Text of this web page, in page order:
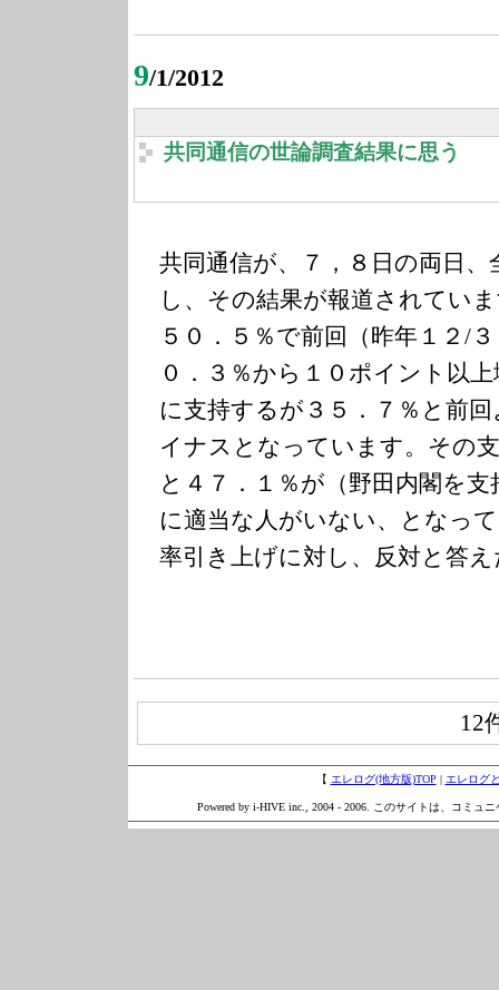
9/1/2012
共同通信の世論調査結果に思う
共同通信が、７，８日の両日、
し、その結果が報道されてい
５０．５％で前回（昨年１２/
０．３％から１０ポイント以
に支持するが３５．７％と前
イナスとなっています。その
と４７．１％が（野田内閣を
に適当な人がいない、となっ
率引き上げに対し、反対と答
12
【 エレログ(地方版)TOP | エレログ
Powered by i-HIVE inc., 2004 - 2006. このサイトは、コミュ